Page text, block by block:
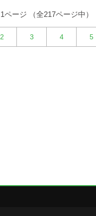
1ページ （全217ページ中）
2 3 4 5